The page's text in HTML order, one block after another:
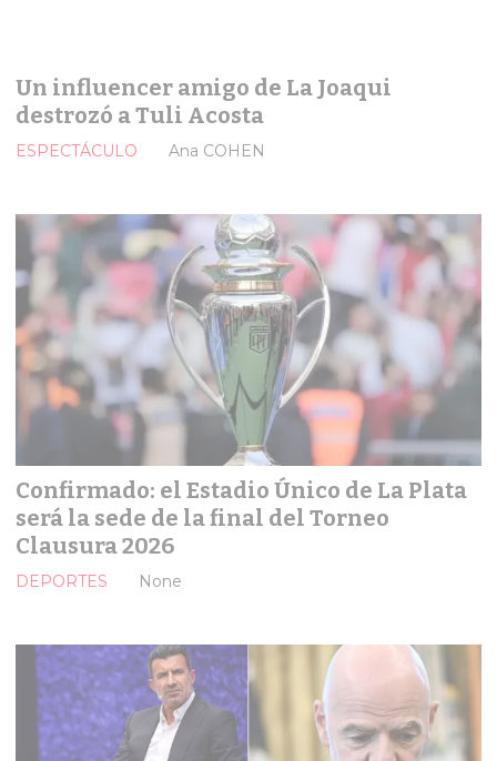
Un influencer amigo de La Joaqui
destrozó a Tuli Acosta
Ana COHEN
ESPECTÁCULO
Confirmado: el Estadio Único de La Plata
será la sede de la final del Torneo
Clausura 2026
None
DEPORTES